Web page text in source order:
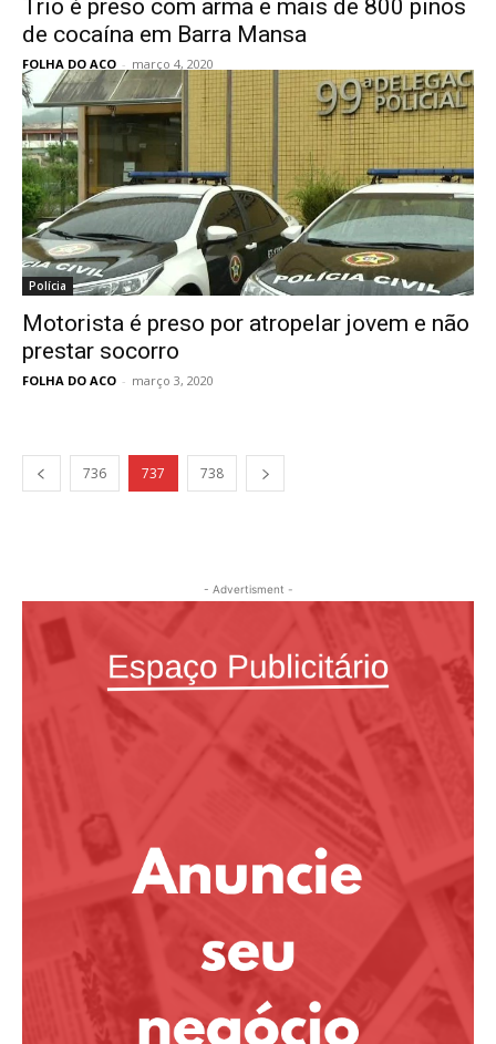
Trio é preso com arma e mais de 800 pinos
de cocaína em Barra Mansa
FOLHA DO ACO - março 4, 2020
Polícia
Motorista é preso por atropelar jovem e não
prestar socorro
FOLHA DO ACO - março 3, 2020
736 737 738
- Advertisment -